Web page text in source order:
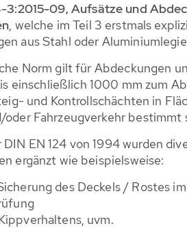
3:2015-09, Aufsätze und
, welche im Teil 3 erstmals
aus Stahl oder
Norm gilt für Abdeckungen
einschließlich 1000 mm zum
und Kontrollschächten in
oder Fahrzeugverkehr bestimmt
EN 124 von 1994 wurden
ergänzt wie beispielsweise:
des Deckels / Rostes
uvm.